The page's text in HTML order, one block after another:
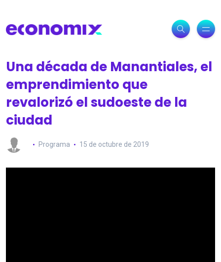
Una década de Manantiales, el
emprendimiento que
revalorizó el sudoeste de la
ciudad
Programa 15 de octubre de 2019